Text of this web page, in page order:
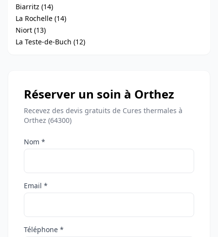
Biarritz (14)
La Rochelle (14)
Niort (13)
La Teste-de-Buch (12)
Réserver un soin à Orthez
Recevez des devis gratuits de Cures thermales à
Orthez (64300)
Nom *
Email *
Téléphone *